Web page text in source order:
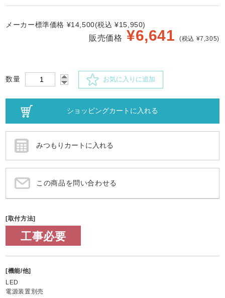
メーカー標準価格 ¥14,500(税込 ¥15,950)
販売価格 ¥6,641 (税込 ¥7,305)
数量 お気に入りに追加
この商品を問い合わせる
[取付方法]
工事必要
[機能/他]
LED
電源装置別売